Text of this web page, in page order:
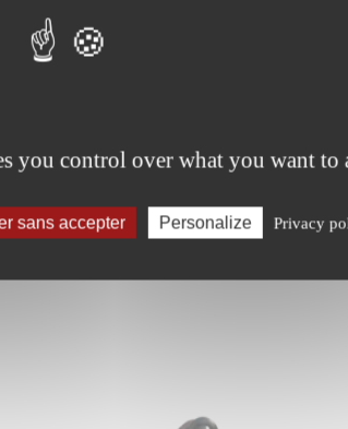
you control over what you want to
sans accepter Personalize Privacy